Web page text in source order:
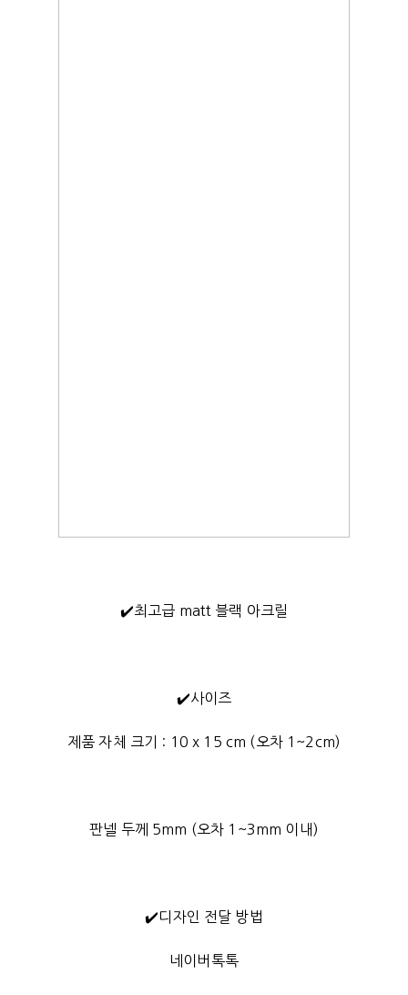
✔️최고급 matt 블랙 아크릴
✔️사이즈
제품 자체 크기 : 10 x 15 cm (오차 1~2cm)
판넬 두께 5mm (오차 1~3mm 이내)
✔️디자인 전달 방법
네이버톡톡